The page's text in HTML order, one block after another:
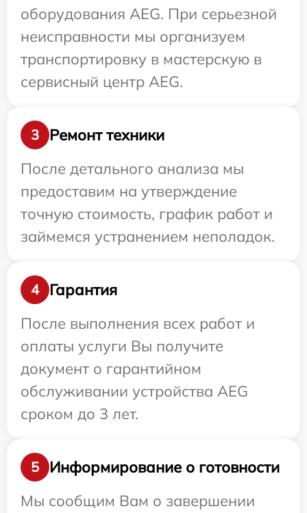
оборудования AEG. При серьезной
неисправности мы организуем
транспортировку в мастерскую в
сервисный центр AEG.
3
Ремонт техники
После детального анализа мы
предоставим на утверждение
точную стоимость, график работ и
займемся устранением неполадок.
4
Гарантия
После выполнения всех работ и
оплаты услуги Вы получите
документ о гарантийном
обслуживании устройства AEG
сроком до 3 лет.
5
Информирование о готовности
Мы сообщим Вам о завершении